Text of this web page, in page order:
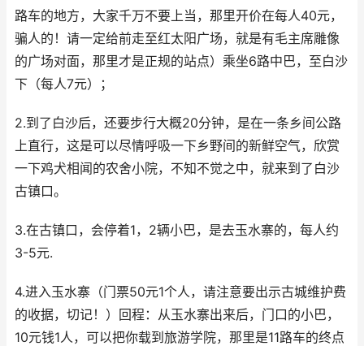
路车的地方，大家千万不要上当，那里开价在每人40元，
骗人的！请一定给前走至红太阳广场，就是有毛主席雕像
的广场对面，那里才是正规的站点）乘坐6路中巴，至白沙
下（每人7元）；
2.到了白沙后，还要步行大概20分钟，是在一条乡间公路
上直行，这是可以尽情呼吸一下乡野间的新鲜空气，欣赏
一下鸡犬相闻的农舍小院，不知不觉之中，就来到了白沙
古镇口。
3.在古镇口，会停着1，2辆小巴，是去玉水寨的，每人约
3-5元.
4.进入玉水寨（门票50元1个人，请注意要出示古城维护费
的收据，切记！）回程：从玉水寨出来后，门口的小巴，
10元钱1人，可以把你载到旅游学院，那里是11路车的终点